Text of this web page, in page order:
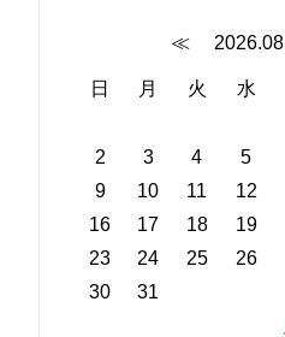
≪ 2026.08
日 月 火 水
2
3 4 5
9
10 11 12
16
17 18 19
23
24 25 26
30
31